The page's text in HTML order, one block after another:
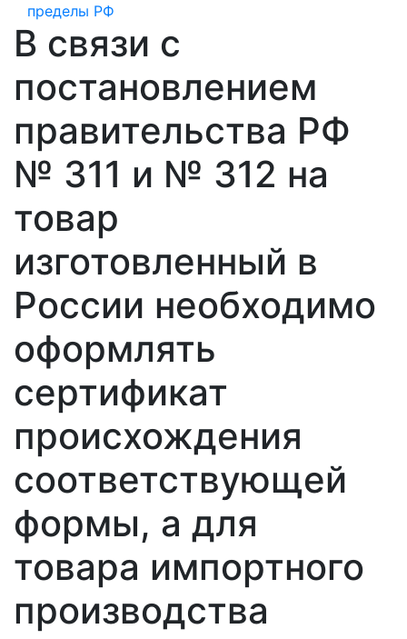
пределы РФ
В связи с
постановлением
правительства РФ
№ 311 и № 312 на
товар
изготовленный в
России необходимо
оформлять
сертификат
происхождения
соответствующей
формы, а для
товара импортного
производства